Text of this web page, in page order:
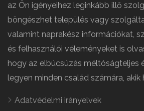
az Ön igényeihez leginkább illő
böngészhet település vagy
valamint naprakész információkat,
és felhasználói véleményeket is
hogy az elbúcsúzás méltóságteljes
legyen minden család számára, akik
Adatvédelmi irányelvek